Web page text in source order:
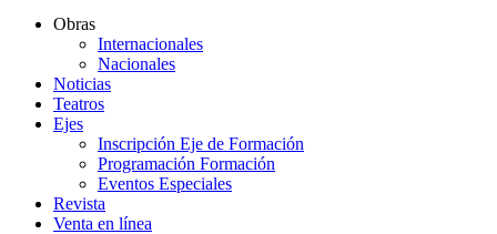
Obras
Internacionales
Nacionales
Noticias
Teatros
Ejes
Inscripción Eje de Formación
Programación Formación
Eventos Especiales
Revista
Venta en línea